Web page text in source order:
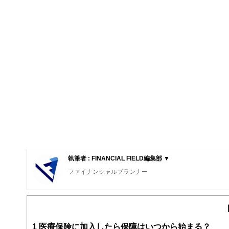
執筆者 : FINANCIAL FIELD編集部 ▼
ファイナンシャルプランナー
FinancialField編集部は、金融、経済に関する記事を、日
案から記事掲載まですべての工程に関わることで、読者目
1 医療保険に加入したら保障はいつから始まる？